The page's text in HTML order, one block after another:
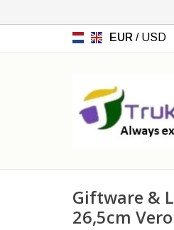
EUR / USD
Giftware &
26,5cm